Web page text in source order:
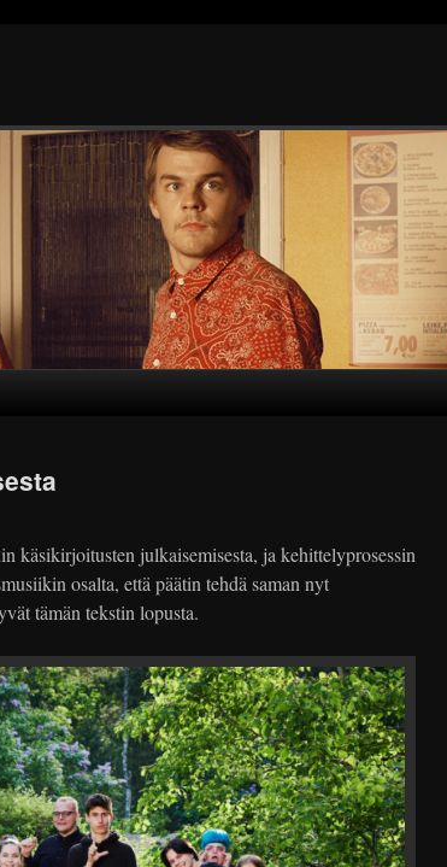
käsikirjoitusten julkaisemisesta, ja kehittelyprosessin
osalta, että päätin tehdä saman nyt
tämän tekstin lopusta.